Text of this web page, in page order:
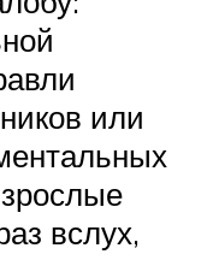
или
вслух,